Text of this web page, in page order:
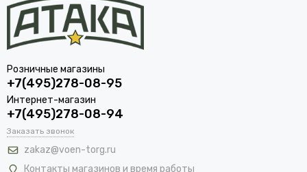
Розничные магазины
+7(495)278-08-95
Интернет-магазин
+7(495)278-08-94
Заказать звонок
zakaz@voen-torg.ru
Контакты магазинов и время работы